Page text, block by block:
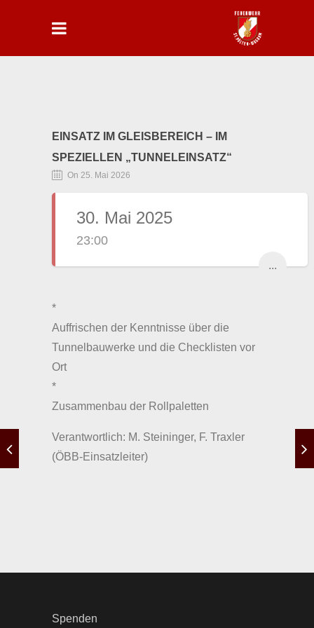
EINSATZ IM GLEISBEREICH – IM
SPEZIELLEN „TUNNELEINSATZ“
On 25. Mai 2026
30. Mai 2025
23:00
...
*
Auffrischen der Kenntnisse über die
Tunnelbauwerke und die Checklisten vor
Ort
*
Zusammenbau der Rollpaletten
Verantwortlich: M. Steininger, F. Traxler
(ÖBB-Einsatzleiter)
Spenden